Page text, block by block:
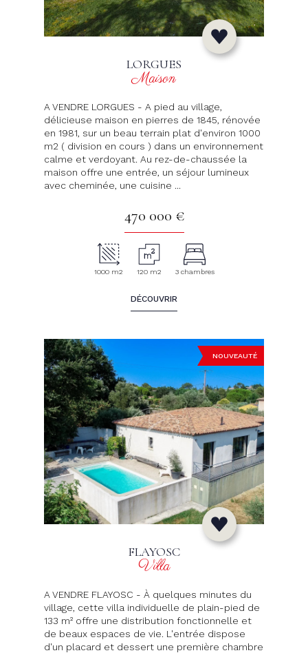
LORGUES
Maison
A VENDRE LORGUES - A pied au village,
délicieuse maison en pierres de 1845, rénovée
en 1981, sur un beau terrain plat d'environ 1000
m2 ( division en cours ) dans un environnement
calme et verdoyant. Au rez-de-chaussée la
maison offre une entrée, un séjour lumineux
avec cheminée, une cuisine ...
470 000 €
1000 m2 120 m2 3 chambres
DÉCOUVRIR
NOUVEAUTÉ
FLAYOSC
Villa
A VENDRE FLAYOSC - À quelques minutes du
village, cette villa individuelle de plain-pied de
133 m² offre une distribution fonctionnelle et
de beaux espaces de vie. L'entrée dispose
d'un placard et dessert une première chambre